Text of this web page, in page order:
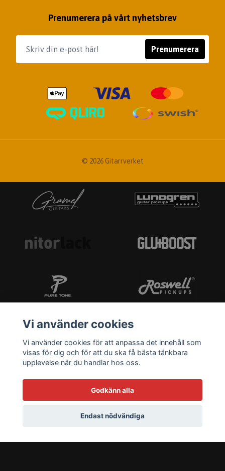
Prenumerera på vårt nyhetsbrev
Prenumerera
© 2026 Gitarrverket
Vi använder cookies
Vi använder cookies för att anpassa det innehåll som
visas för dig och för att du ska få bästa tänkbara
upplevelse när du handlar hos oss.
Godkänn alla
Endast nödvändiga